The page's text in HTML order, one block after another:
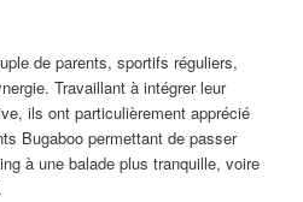
de parents, sportifs réguliers,
Travaillant à intégrer leur
ils ont particulièrement apprécié
Bugaboo permettant de passer
à une balade plus tranquille, voire